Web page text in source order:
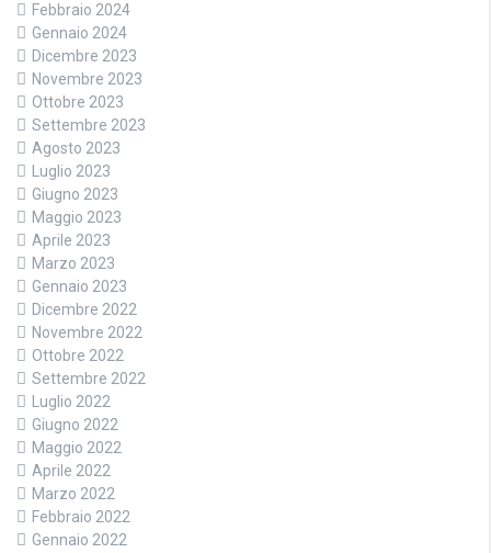
Febbraio 2024
Gennaio 2024
Dicembre 2023
Novembre 2023
Ottobre 2023
Settembre 2023
Agosto 2023
Luglio 2023
Giugno 2023
Maggio 2023
Aprile 2023
Marzo 2023
Gennaio 2023
Dicembre 2022
Novembre 2022
Ottobre 2022
Settembre 2022
Luglio 2022
Giugno 2022
Maggio 2022
Aprile 2022
Marzo 2022
Febbraio 2022
Gennaio 2022